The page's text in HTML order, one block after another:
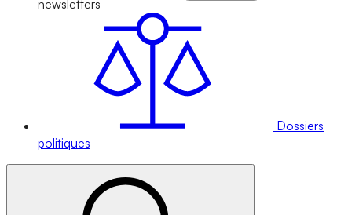
newsletters
Dossiers
politiques